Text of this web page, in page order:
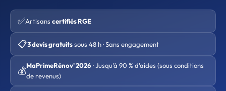
✅Artisans certifiés RGE
📋3 devis gratuitssous 48 h · Sans engagement
💰MaPrimeRénov' 2026· Jusqu'à 90 % d'aides (sous conditions
de revenus)